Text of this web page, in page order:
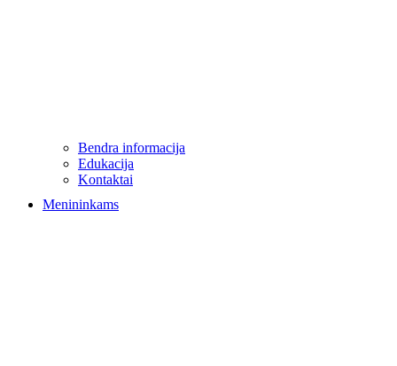
Bendra informacija
Edukacija
Kontaktai
Menininkams